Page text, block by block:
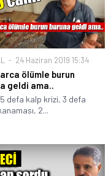
24 Haziran 2019 15:34
ölümle burun
geldi ama..
defa kalp krizi, 3 defa
2...